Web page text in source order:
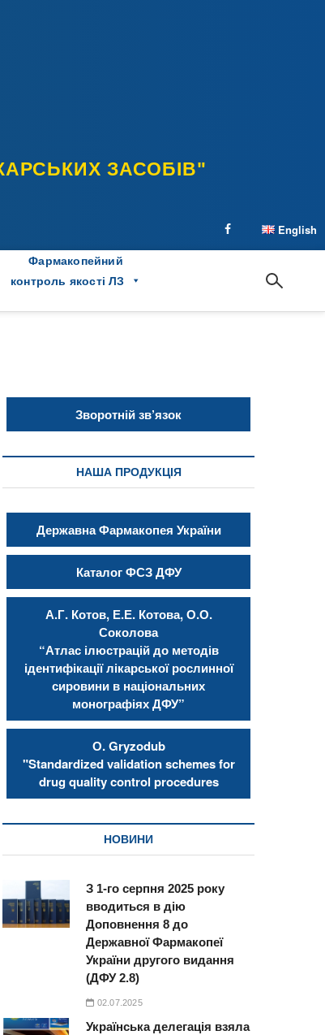
ЗАСОБІВ"
English
facebook
Фармакопейний
контроль якості ЛЗ
Зворотній зв’язок
НАША ПРОДУКЦІЯ
Державна Фармакопея України
Каталог ФСЗ ДФУ
А.Г. Котов, Е.Е. Котова, О.О.
Соколова
“Атлас ілюстрацій до методів
ідентифікації лікарської рослинної
сировини в національних
монографіях ДФУ”
О. Gryzodub
"Standardized validation schemes for
drug quality control procedures
НОВИНИ
З 1-го серпня 2025 року
вводиться в дію
Доповнення 8 до
Державної Фармакопеї
України другого видання
(ДФУ 2.8)
02.07.2025
Українська делегація взяла